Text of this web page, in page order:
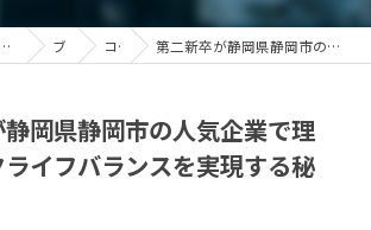
静岡県静岡市で配管工の求人なら有限会社長島設備 ブログ コラム 第二新卒が静岡県静岡市の人気企業で理想のワークライフバランスを実現する秘訣
岡県静岡市の人気企業で理
イフバランスを実現する秘